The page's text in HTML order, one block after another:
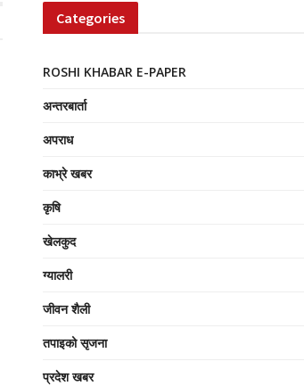
Categories
ROSHI KHABAR E-PAPER
अन्तरबार्ता
अपराध
काभ्रे खबर
कृषि
खेलकुद
ग्यालरी
जीवन शैली
तपाइको सृजना
प्रदेश खबर